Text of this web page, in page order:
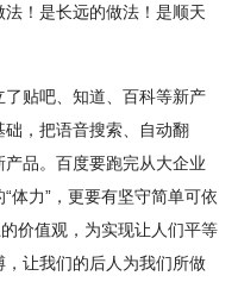
！是长远的做法！是顺天
贴吧、知道、百科等新产
，把语音搜索、自动翻
品。百度要跑完从大企业
体力”，更要有坚守简单可依
价值观，为实现让人们平等
让我们的后人为我们所做